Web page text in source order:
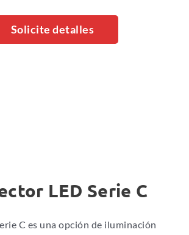
Solicite detalles
LED Serie C
C es una opción de iluminación